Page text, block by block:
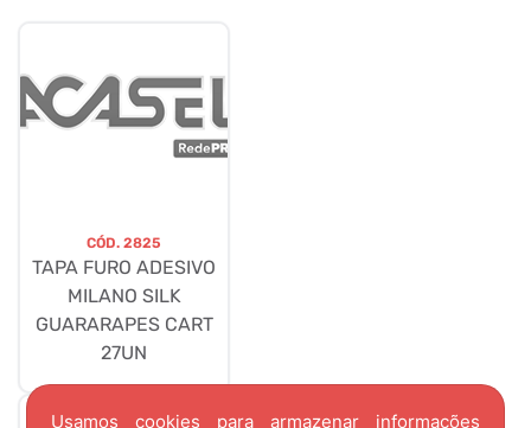
Usamos cookies para armazenar informações
CÓD. 2825
TAPA FURO ADESIVO
MILANO SILK
GUARARAPES CART
27UN